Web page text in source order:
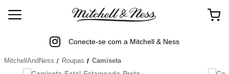
Conecte-se com a Mitchell & Ness
MitchellAndNess Roupas Camiseta